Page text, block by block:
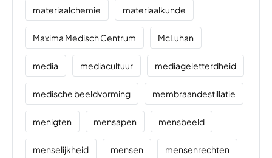
materiaalchemie materiaalkunde
Maxima Medisch Centrum McLuhan
media mediacultuur mediageletterdheid
medische beeldvorming membraandestillatie
menigten mensapen mensbeeld
menselijkheid mensen mensenrechten